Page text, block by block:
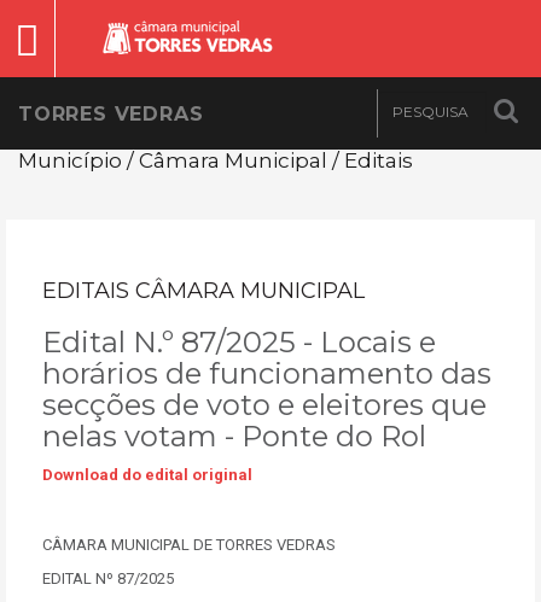
TORRES VEDRAS
Município / Câmara Municipal / Editais
EDITAIS CÂMARA MUNICIPAL
Edital N.º 87/2025 - Locais e
horários de funcionamento das
secções de voto e eleitores que
nelas votam - Ponte do Rol
Download do edital original
CÂMARA MUNICIPAL DE TORRES VEDRAS
EDITAL Nº 87/2025